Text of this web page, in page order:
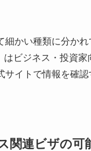
かい種類に分か
はビジネス・投資
イトで情報を確
関連ビザの可